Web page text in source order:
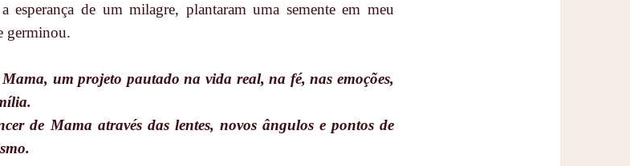
esperança de um milagre, plantaram uma semente em meu
germinou.
um projeto pautado na vida real, na fé, nas emoções,
de Mama através das lentes, novos ângulos e pontos de